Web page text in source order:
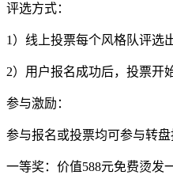
评选方式：
1）线上投票每个风格队评选
2）用户报名成功后，投票开
参与激励：
参与报名或投票均可参与转盘
一等奖：价值588元免费烫发